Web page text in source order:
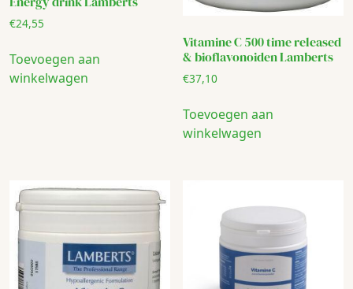
€24,55
Toevoegen aan
winkelwagen
Vitamine C 500 time released
& bioflavonoiden Lamberts
€37,10
Toevoegen aan
winkelwagen